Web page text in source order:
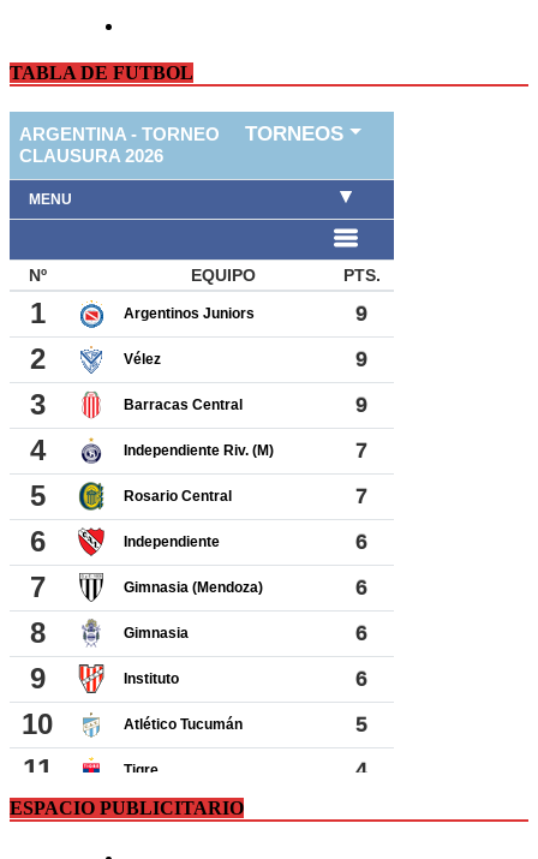
TABLA DE FUTBOL
ESPACIO PUBLICITARIO